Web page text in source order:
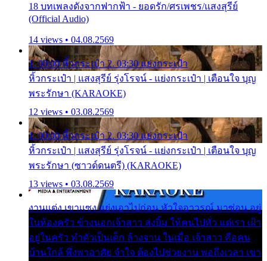
18 บทเพลงดังจากฟากฟ้า - ยอดรัก/ศรเพชร/แสงสุรีย์
(Official Audio)
14 views • 04.08.2569
1. 00:00 หิ้วกระเป๋า 2. 03:30 แย่งกระเป๋า
หิ้วกระเป๋า | แสงสุรีย์ รุ่งโรจน์ - แย่งกระเป๋า | เตือนใจ บุญ
พระรักษา (KARAOKE)
12 views • 03.08.2569
1. 00:00 หิ้วกระเป๋า 2. 03:30 แย่งกระเป๋า
หิ้วกระเป๋า | แสงสุรีย์ รุ่งโรจน์ - แย่งกระเป๋า | เตือนใจ บุญ
พระรักษา (ซาวด์ดนตรี) (KARAOKE)
13 views • 03.08.2569
งานแต่ง เขาแซง แย่งเอาไปก่อน หัวใจอาวรณ์ มาซ่อน อยู่
ในห้องครัว ข้างนอกเจ้าสาว ส่งยิ้ม ให้คนไปทั่ว แต่เรา เฝ้า
อยู่ในครัว ทำตัวเป็นเด็ก ล้างจาน ในเมื่อ เจ้าสาว คือคน
บ้านใกล้ พึ่งพาอาศัย จำใจ ต้องไปช่วยงาน พอถึงเวลา เขา